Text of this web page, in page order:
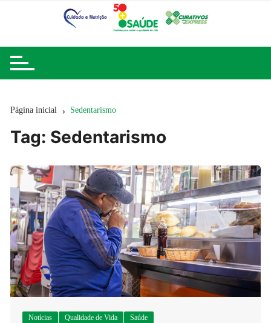
Página inicial Sedentarismo
Tag: Sedentarismo
Notícias Qualidade de Vida Saúde